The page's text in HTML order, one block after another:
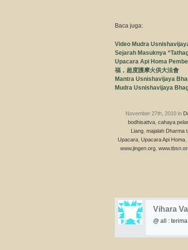
Baca juga:
Video Mudra
Sejarah Masuknya
Upacara Api Homa
福，超度護摩火供大法會
Mantra Usnishavijaya
Mudra Usnishavijaya
November 27th, 2010 in
bodhisattva cahaya
Liang majalah Dharma
Upacara Upacara Api Homa
www.jingen.org
Vihara
@ all :